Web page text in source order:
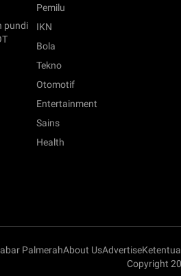
pundi
Pemilu
IKN
Bola
Tekno
Otomotif
Entertainment
Sains
Health
PalmerahAbout UsAdvertise
Copyright